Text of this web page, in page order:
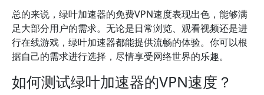
总的来说，绿叶加速器的免费VPN速度表现出色，能够满
足大部分用户的需求。无论是日常浏览、观看视频还是进
行在线游戏，绿叶加速器都能提供流畅的体验。你可以根
据自己的需求进行选择，尽情享受网络世界的乐趣。
如何测试绿叶加速器的VPN速度？